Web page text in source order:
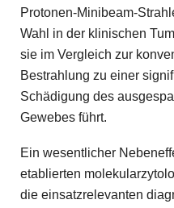
Protonen-Minibeam-
Wahl in der klinischen
sie im Vergleich zur
Bestrahlung zu einer
Schädigung des
Gewebes führt.
Ein wesentlicher
etablierten
die einsatzrelevanten